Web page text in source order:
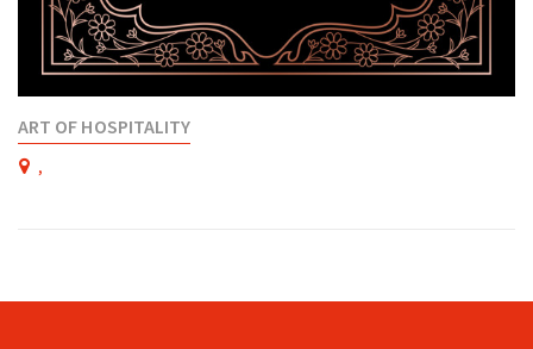
ART OF HOSPITALITY
,